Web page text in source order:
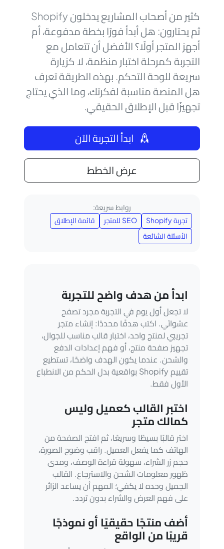
كثير من أصحاب المشاريع يدخلون Shopify
ثم يحتارون: هل أبدأ فورًا بخطة مدفوعة، أم
أجهز المتجر أولًا؟ الأفضل أن تتعامل مع
التجربة كمرحلة اختبار منظمة، لا كزيارة
سريعة للوحة التحكم. بهذه الطريقة تعرف
هل المنصة مناسبة لفكرتك، وما الذي يحتاج
تجهيزًا قبل الإطلاق الحقيقي.
ابدأ التجربة الآن
عرض الخطط
روابط سريعة:
تجربة Shopify
SEO للمتجر
قائمة الإطلاق
الأسئلة الشائعة
ابدأ من هدف واضح للتجربة
لا تجعل أول يوم في التجربة مجرد تصفح
عشوائي. اكتب هدفًا محددًا: إنشاء متجر
تجريبي لمنتج واحد، اختبار قالب مناسب للجوال،
تجهيز صفحة منتج، أو فهم إعدادات الدفع
والشحن. عندما يكون الهدف واضحًا، تستطيع
تقييم Shopify بواقعية بدل الحكم من الانطباع
الأول فقط.
اختبر القالب كعميل وليس
كمالك متجر
اختر قالبًا بسيطًا وسريعًا، ثم افتح الصفحة من
الهاتف كما يفعل العميل. راقب وضوح الصورة،
حجم زر الشراء، سهولة قراءة الوصف، ومدى
ظهور معلومات الشحن والاسترجاع. القالب
الجميل وحده لا يكفي؛ المهم أن يساعد الزائر
على فهم العرض والشراء بدون تردد.
أضف منتجًا حقيقيًا أو نموذجًا
قريبًا من الواقع